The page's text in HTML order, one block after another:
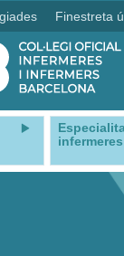
Finestreta
infermeres